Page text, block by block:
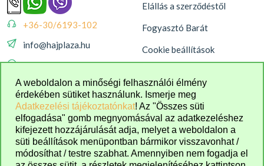
+36-30/6193-102
info@hajplaza.hu
08:00 - 16:00
Elállás a szerződéstől
Fogyasztó Barát
Cookie beállítások
A weboldalon a minőségi felhasználói élmény
érdekében sütiket használunk. Ismerje meg
Adatkezelési tájékoztatónkat! Az "Összes süti
elfogadása" gomb megnyomásával az adatkezeléshez
kifejezett hozzájárulását adja, melyet a weboldalon a
süti beállítások menüpontban bármikor visszavonhat /
módosíthat / testre szabhat. Amennyiben nem fogadja el